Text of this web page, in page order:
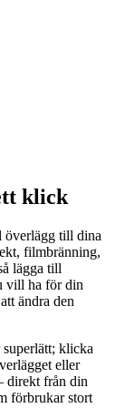
klick
överlägg till dina
filmbränning,
lägga till
vill ha för din
ändra den
klicka
eller
direkt från din
förbrukar stort